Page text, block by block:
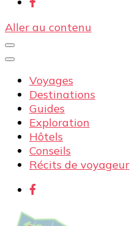
Aller au contenu
Voyages
Destinations
Guides
Exploration
Hôtels
Conseils
Récits de voyageur